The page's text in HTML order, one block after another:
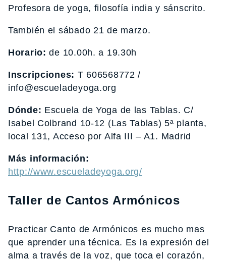
Profesora de yoga, filosofía india y sánscrito.
También el sábado 21 de marzo.
Horario: de 10.00h. a 19.30h
Inscripciones: T 606568772 /
info@escueladeyoga.org
Dónde: Escuela de Yoga de las Tablas. C/
Isabel Colbrand 10-12 (Las Tablas) 5ª planta,
local 131, Acceso por Alfa III – A1. Madrid
Más información:
http://www.escueladeyoga.org/
Taller de Cantos Armónicos
Practicar Canto de Armónicos es mucho mas
que aprender una técnica. Es la expresión del
alma a través de la voz, que toca el corazón,